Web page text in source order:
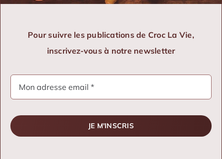
Pour suivre les publications de Croc La Vie,
inscrivez-vous à notre newsletter
JE M'INSCRIS